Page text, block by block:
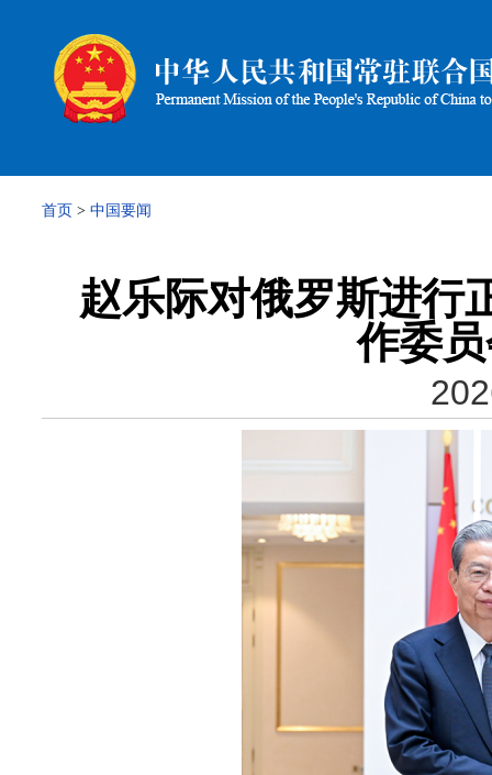
首页 > 中国要闻
赵乐际对俄罗斯进行
作委